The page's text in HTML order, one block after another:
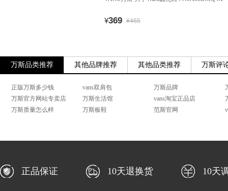
¥369 ¥465
万斯品类推荐 其他品牌推荐 其他品类推荐 万斯评
正版万斯多少钱 vans双肩包 万斯品牌
万斯官方网站专卖店
万斯生活馆 vans淘宝正品店
万斯质量怎么样
万斯板鞋 范斯官网
正品保证 10天退换货 10天